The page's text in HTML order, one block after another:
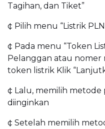
Tagihan, dan Tiket”
¢ Pilih menu “Listrik
¢ Pada menu “Token
Pelanggan atau nomer
token listrik Klik
¢ Lalu, memilih metode
diinginkan
¢ Setelah memilih